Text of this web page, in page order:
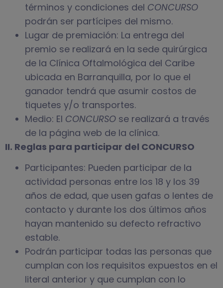
términos y condiciones del CONCURSO
podrán ser partícipes del mismo.
Lugar de premiación: La entrega del
premio se realizará en la sede quirúrgica
de la Clínica Oftalmológica del Caribe
ubicada en Barranquilla, por lo que el
ganador tendrá que asumir costos de
tiquetes y/o transportes.
Medio: El CONCURSO se realizará a través
de la página web de la clínica.
II. Reglas para participar del CONCURSO
Participantes: Pueden participar de la
actividad personas entre los 18 y los 39
años de edad, que usen gafas o lentes de
contacto y durante los dos últimos años
hayan mantenido su defecto refractivo
estable.
Podrán participar todas las personas que
cumplan con los requisitos expuestos en el
literal anterior y que cumplan con lo